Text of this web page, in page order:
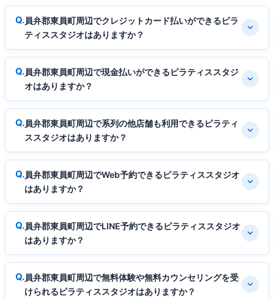
員弁郡東員町周辺でクレジットカード払いができるピラ
ティススタジオはありますか？
員弁郡東員町周辺で現金払いができるピラティススタジ
オはありますか？
員弁郡東員町周辺で系列の他店舗も利用できるピラティ
ススタジオはありますか？
員弁郡東員町周辺でWeb予約できるピラティススタジオ
はありますか？
員弁郡東員町周辺でLINE予約できるピラティススタジオ
はありますか？
員弁郡東員町周辺で無料体験や無料カウンセリングを受
けられるピラティススタジオはありますか？